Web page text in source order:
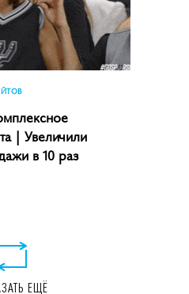
| Увеличили
в 10 раз
ЕЩЁ